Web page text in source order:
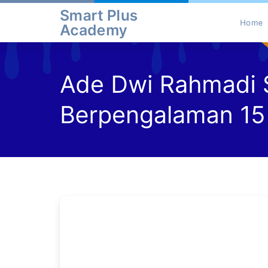
Skip
Smart Plus
Academy
Home
Ade Dwi Rahmadi
Berpengalaman